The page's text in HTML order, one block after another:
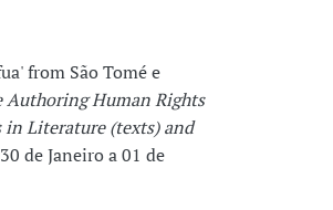
from São Tomé e
Authoring Human Rights
in Literature (texts) and
de Janeiro a 01 de